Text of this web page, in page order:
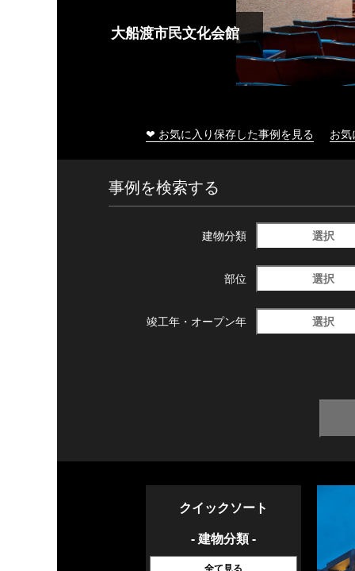
大船渡市民文化会館
❤ お気に入り保存した事例を見る お
事例を検索する
建物分類 選択
部位 選択
竣工年・ オープン年 選択
クイックソート
- 建物分類 -
全て見る